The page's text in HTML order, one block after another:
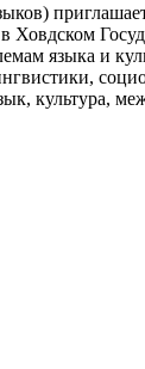
Ховдском
языка и
культура,